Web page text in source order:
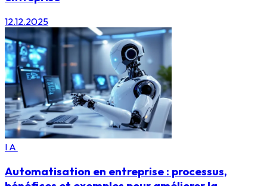
12.12.2025
IA
Automatisation en entreprise : processus,